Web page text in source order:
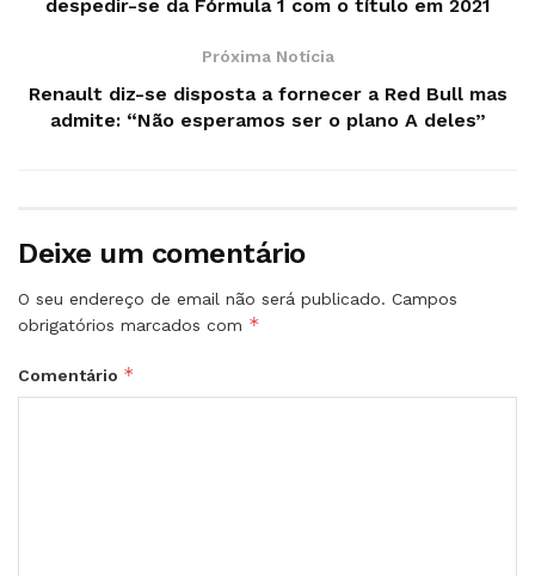
despedir-se da Fórmula 1 com o título em 2021
Próxima Notícia
Renault diz-se disposta a fornecer a Red Bull mas
admite: “Não esperamos ser o plano A deles”
Deixe um comentário
O seu endereço de email não será publicado. Campos
obrigatórios marcados com *
Comentário *